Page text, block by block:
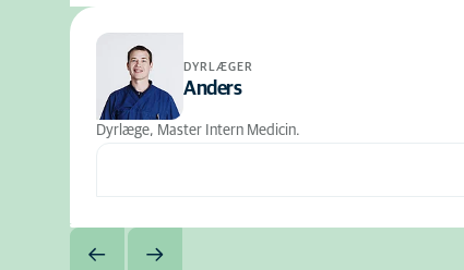
DYRLÆGER
Anders
Dyrlæge, Master Intern Medicin.